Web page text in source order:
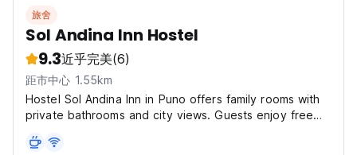
旅舍
Sol Andina Inn Hostel
9.3近乎完美(6)
距市中心 1.55km
Hostel Sol Andina Inn in Puno offers family rooms with
private bathrooms and city views. Guests enjoy free
meet each other! Sol Andina Inn Hostel Policy and